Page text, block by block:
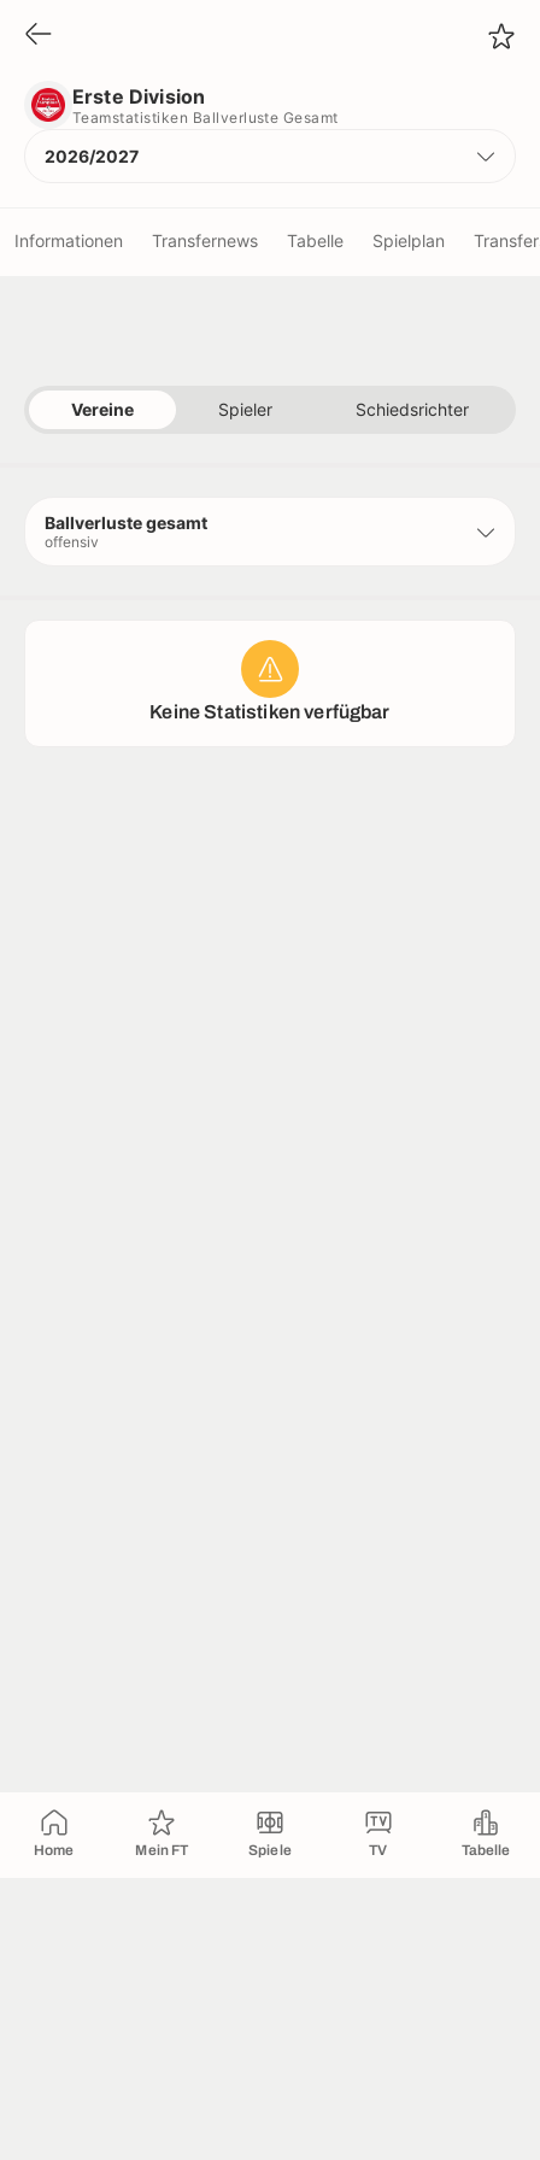
Home Mein FT Spiele TV Tabelle
Erste Division
Teamstatistiken Ballverluste Gesamt
2026/2027
Informationen Transfernews Tabelle Spielplan
Vereine Spieler Schiedsrichter
Ballverluste gesamt
offensiv
Keine Statistiken verfügbar